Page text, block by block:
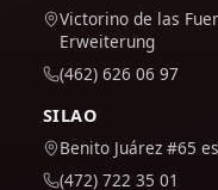
Victorino de las
Erweiterung
(462) 626 06 97
SILAO
Benito Juárez #65
(472) 722 35 01